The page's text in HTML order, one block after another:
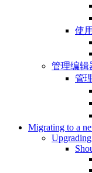
使
管理编辑
管
Migrating to a